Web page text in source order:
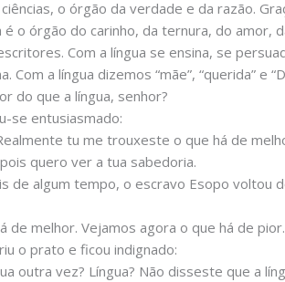
o órgão da verdade e da razão.
é o órgão do carinho, da ternura, do
Com a língua se ensina, se
Com a língua dizemos “mãe”, “querida” e
do que a língua, senhor?
se entusiasmado:
tu me trouxeste o que há de
quero ver a tua sabedoria.
de algum tempo, o escravo Esopo
de melhor. Vejamos agora o que há de
o prato e ficou indignado:
outra vez? Língua? Não disseste que a